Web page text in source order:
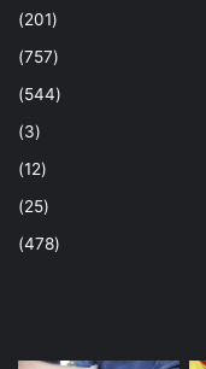
(201)
(757)
(544)
(3)
(12)
(25)
(478)